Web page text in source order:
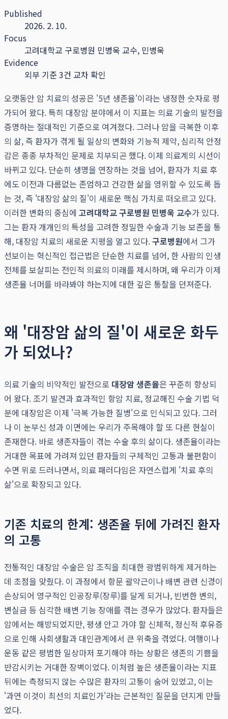
Published
2026. 2. 10.
Focus
고려대학교 구로병원 민병욱 교수, 민병욱
Evidence
외부 기준 3건 교차 확인
오랫동안 암 치료의 성공은 '5년 생존율'이라는 냉정한 숫자로 평
가되어 왔다. 특히 대장암 분야에서 이 지표는 의료 기술의 발전을
증명하는 절대적인 기준으로 여겨졌다. 그러나 암을 극복한 이후
의 삶, 즉 환자가 겪게 될 일상의 변화와 기능적 제약, 심리적 안정
감은 종종 부차적인 문제로 치부되곤 했다. 이제 의료계의 시선이
바뀌고 있다. 단순히 생명을 연장하는 것을 넘어, 환자가 치료 후
에도 이전과 다름없는 존엄하고 건강한 삶을 영위할 수 있도록 돕
는 것, 즉 '대장암 삶의 질'이 새로운 핵심 가치로 떠오르고 있다.
이러한 변화의 중심에 고려대학교 구로병원 민병욱 교수가 있다.
그는 환자 개개인의 특성을 고려한 정밀한 수술과 기능 보존을 통
해, 대장암 치료의 새로운 지평을 열고 있다.구로병원에서 그가
선보이는 혁신적인 접근법은 단순한 치료를 넘어, 한 사람의 인생
전체를 보살피는 전인적 의료의 미래를 제시하며, 왜 우리가 이제
생존율 너머를 바라봐야 하는지에 대한 깊은 통찰을 던져준다.
왜 '대장암 삶의 질'이 새로운 화두
가 되었나?
의료 기술의 비약적인 발전으로 대장암 생존율은 꾸준히 향상되
어 왔다. 조기 발견과 효과적인 항암 치료, 정교해진 수술 기법 덕
분에 대장암은 이제 '극복 가능한 질병'으로 인식되고 있다. 그러
나 이 눈부신 성과 이면에는 우리가 주목해야 할 또 다른 현실이
존재한다. 바로 생존자들이 겪는 수술 후의 삶이다. 생존율이라는
거대한 목표에 가려져 있던 환자들의 구체적인 고통과 불편함이
수면 위로 드러나면서, 의료 패러다임은 자연스럽게 '치료 후의
삶'으로 확장되고 있다.
기존 치료의 한계: 생존율 뒤에 가려진 환자
의 고통
전통적인 대장암 수술은 암 조직을 최대한 광범위하게 제거하는
데 초점을 맞췄다. 이 과정에서 항문 괄약근이나 배변 관련 신경이
손상되어 영구적인 인공장루(장루)를 달게 되거나, 빈번한 변의,
변실금 등 심각한 배변 기능 장애를 겪는 경우가 많았다. 환자들은
암에서는 해방되었지만, 평생 안고 가야 할 신체적, 정신적 후유증
으로 인해 사회생활과 대인관계에서 큰 위축을 겪었다. 여행이나
운동 같은 평범한 일상마저 포기해야 하는 상황은 생존의 기쁨을
반감시키는 거대한 장벽이었다. 이처럼 높은 생존율이라는 지표
뒤에는 측정되지 않는 수많은 환자의 고통이 숨어 있었고, 이는
'과연 이것이 최선의 치료인가'라는 근본적인 질문을 던지게 만들
었다.